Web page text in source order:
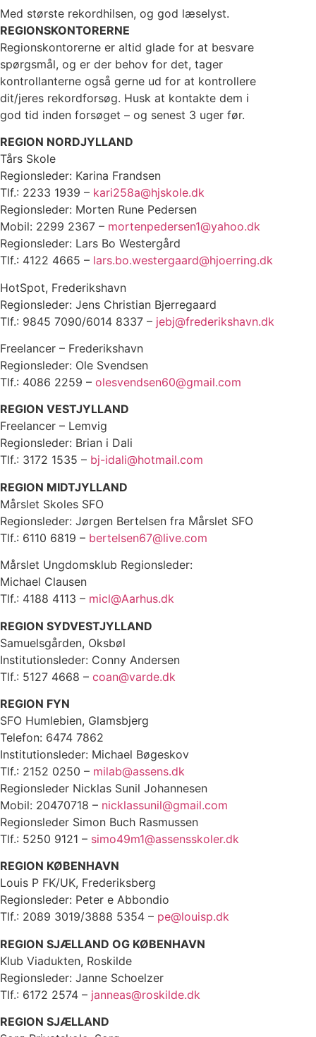
Med største rekordhilsen, og god læselyst.
REGIONSKONTORERNE
Regionskontorerne er altid glade for at besvare
spørgsmål, og er der behov for det, tager
kontrollanterne også gerne ud for at kontrollere
dit/jeres rekordforsøg. Husk at kontakte dem i
god tid inden forsøget – og senest 3 uger før.
REGION NORDJYLLAND
Tårs Skole
Regionsleder: Karina Frandsen
Tlf.: 2233 1939 – kari258a@hjskole.dk
Regionsleder: Morten Rune Pedersen
Mobil: 2299 2367 – mortenpedersen1@yahoo.dk
Regionsleder: Lars Bo Westergård
Tlf.: 4122 4665 – lars.bo.westergaard@hjoerring.dk
HotSpot, Frederikshavn
Regionsleder: Jens Christian Bjerregaard
Tlf.: 9845 7090/6014 8337 – jebj@frederikshavn.dk
Freelancer – Frederikshavn
Regionsleder: Ole Svendsen
Tlf.: 4086 2259 – olesvendsen60@gmail.com
REGION VESTJYLLAND
Freelancer – Lemvig
Regionsleder: Brian i Dali
Tlf.: 3172 1535 – bj-idali@hotmail.com
REGION MIDTJYLLAND
Mårslet Skoles SFO
Regionsleder: Jørgen Bertelsen fra Mårslet SFO
Tlf.: 6110 6819 – bertelsen67@live.com
Mårslet Ungdomsklub Regionsleder:
Michael Clausen
Tlf.: 4188 4113 – micl@Aarhus.dk
REGION SYDVESTJYLLAND
Samuelsgården, Oksbøl
Institutionsleder: Conny Andersen
Tlf.: 5127 4668 – coan@varde.dk
REGION FYN
SFO Humlebien, Glamsbjerg
Telefon: 6474 7862
Institutionsleder: Michael Bøgeskov
Tlf.: 2152 0250 – milab@assens.dk
Regionsleder Nicklas Sunil Johannesen
Mobil: 20470718 – nicklassunil@gmail.com
Regionsleder Simon Buch Rasmussen
Tlf.: 5250 9121 – simo49m1@assensskoler.dk
REGION KØBENHAVN
Louis P FK/UK, Frederiksberg
Regionsleder: Peter e Abbondio
Tlf.: 2089 3019/3888 5354 – pe@louisp.dk
REGION SJÆLLAND OG KØBENHAVN
Klub Viadukten, Roskilde
Regionsleder: Janne Schoelzer
Tlf.: 6172 2574 – janneas@roskilde.dk
REGION SJÆLLAND